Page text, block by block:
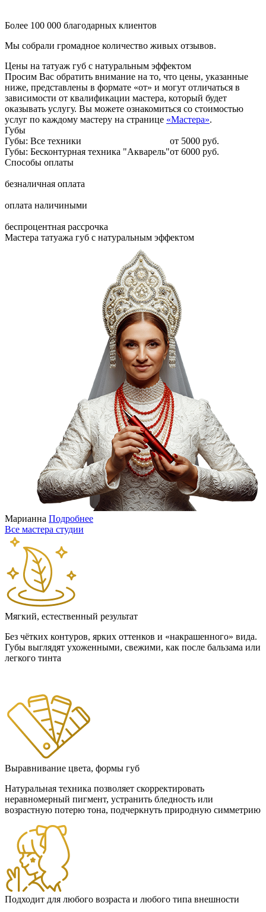
Более 100 000 благодарных клиентов
Мы собрали громадное количество живых отзывов.
Цены на татуаж губ с натуральным эффектом
Просим Вас обратить внимание на то, что цены, указанные
ниже, представлены в формате «от» и могут отличаться в
зависимости от квалификации мастера, который будет
оказывать услугу. Вы можете ознакомиться со стоимостью
услуг по каждому мастеру на странице «Мастера».
Губы
Губы: Все техники
от 5000 руб.
Губы: Бесконтурная техника "Акварель"от 6000 руб.
Способы оплаты
безналичная оплата
оплата наличиными
беспроцентная рассрочка
Мастера татуажа губ с натуральным эффектом
Марианна Подробнее
Все мастера студии
Мягкий, естественный результат
Без чётких контуров, ярких оттенков и «накрашенного» вида.
Губы выглядят ухоженными, свежими, как после бальзама или
легкого тинта
Выравнивание цвета, формы губ
Натуральная техника позволяет скорректировать
неравномерный пигмент, устранить бледность или
возрастную потерю тона, подчеркнуть природную симметрию
Подходит для любого возраста и любого типа внешности